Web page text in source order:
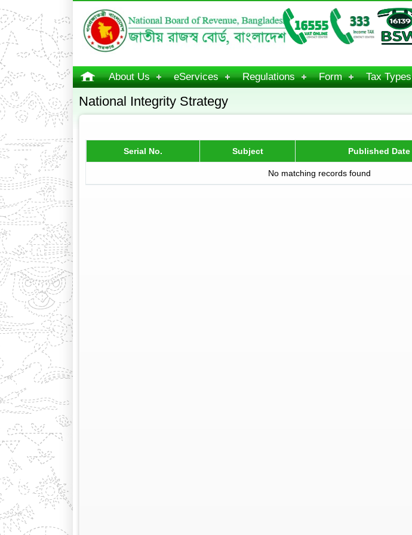
About Us eServices Regulations Form Tax Types
National Integrity Strategy
Serial No. Subject Published Date
No matching records found